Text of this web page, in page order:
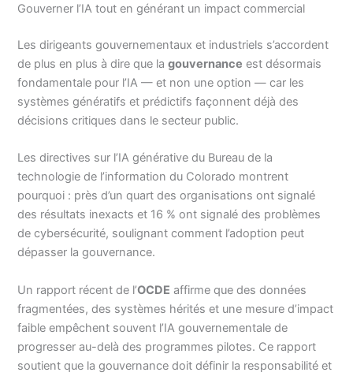
Gouverner l’IA tout en générant un impact commercial
Les dirigeants gouvernementaux et industriels s’accordent
de plus en plus à dire que lagouvernance est désormais
fondamentale pour l’IA — et non une option — car les
systèmes génératifs et prédictifs façonnent déjà des
décisions critiques dans le secteur public.
Les directives sur l’IA générative du Bureau de la
technologie de l’information du Colorado montrent
pourquoi : près d’un quart des organisations ont signalé
des résultats inexacts et 16 % ont signalé des problèmes
de cybersécurité, soulignant comment l’adoption peut
dépasser la gouvernance.
Un rapport récent de l’OCDE affirme que des données
fragmentées, des systèmes hérités et une mesure d’impact
faible empêchent souvent l’IA gouvernementale de
progresser au-delà des programmes pilotes. Ce rapport
soutient que la gouvernance doit définir la responsabilité et